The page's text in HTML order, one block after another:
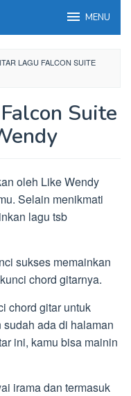
MENU
LAGU FALCON SUITE
Suite
oleh Like Wendy
Selain menikmati
lagu tsb
sukses memainkan
chord gitarnya.
chord gitar untuk
sudah ada di halaman
ini, kamu bisa mainin
irama dan termasuk